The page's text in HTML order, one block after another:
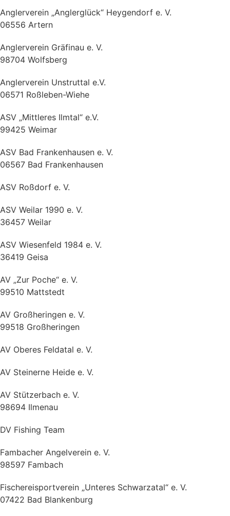
Anglerverein „Anglerglück“ Heygendorf e. V.
06556 Artern
Anglerverein Gräfinau e. V.
98704 Wolfsberg
Anglerverein Unstruttal e.V.
06571 Roßleben-Wiehe
ASV „Mittleres Ilmtal“ e.V.
99425 Weimar
ASV Bad Frankenhausen e. V.
06567 Bad Frankenhausen
ASV Roßdorf e. V.
ASV Weilar 1990 e. V.
36457 Weilar
ASV Wiesenfeld 1984 e. V.
36419 Geisa
AV „Zur Poche“ e. V.
99510 Mattstedt
AV Großheringen e. V.
99518 Großheringen
AV Oberes Feldatal e. V.
AV Steinerne Heide e. V.
AV Stützerbach e. V.
98694 Ilmenau
DV Fishing Team
Fambacher Angelverein e. V.
98597 Fambach
Fischereisportverein „Unteres Schwarzatal“ e. V.
07422 Bad Blankenburg